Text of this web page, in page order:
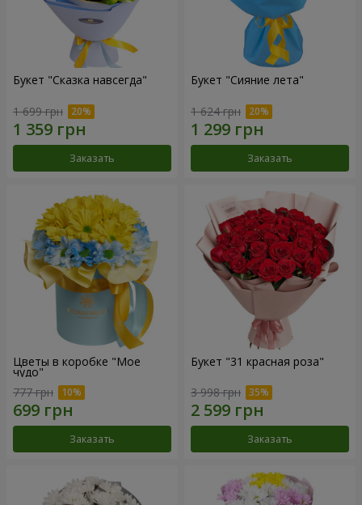
Букет "Сказка навсегда"
1 699 грн
Заказать
Букет "Сияние лета"
1 624 грн
Заказать
Цветы в коробке "Мое
чудо"
777 грн
Заказать
Букет "31 красная роза"
3 998 грн
Заказать